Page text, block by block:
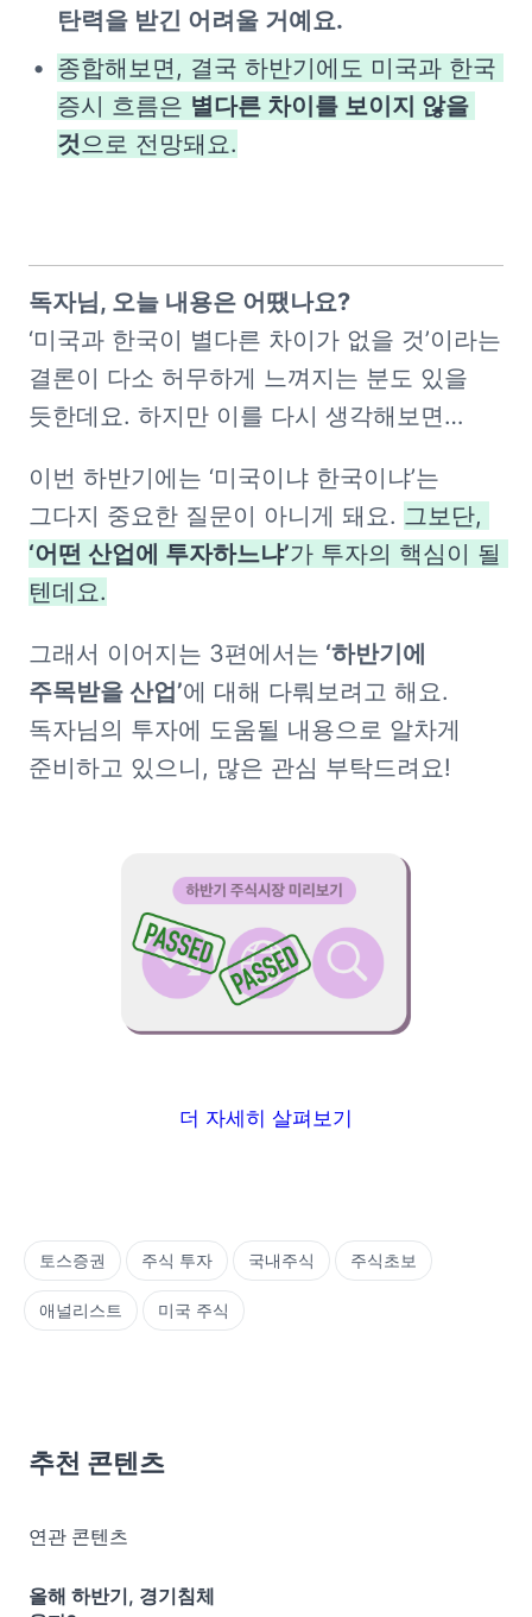
탄력을 받긴 어려울 거예요.
종합해보면, 결국 하반기에도 미국과 한국
증시 흐름은 별다른 차이를 보이지 않을
것 으로 전망돼요.
‘미국과 한국이 별다른 차이가 없을 것’이라는
결론이 다소 허무하게 느껴지는 분도 있을
듯한데요. 하지만 이를 다시 생각해보면…
이번 하반기에는 ‘미국이냐 한국이냐’는
그다지 중요한 질문이 아니게 돼요.
‘어떤 산업에 투자하느냐’가 투자의 핵심이 될
텐데요.
그래서 이어지는 3편에서는 ‘하반기에
주목받을 산업’에 대해 다뤄보려고 해요.
독자님의 투자에 도움될 내용으로 알차게
준비하고 있으니, 많은 관심 부탁드려요!
더 자세히 살펴보기
토스증권 주식 투자 국내주식 주식초보
애널리스트 미국 주식
추천 콘텐츠
연관 콘텐츠
올해 하반기, 경기침체